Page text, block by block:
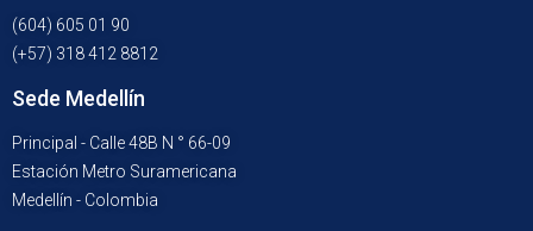
(604) 605 01 90
(+57) 318 412 8812
Sede Medellín
Principal - Calle 48B N ° 66-09
Estación Metro Suramericana
Medellín - Colombia